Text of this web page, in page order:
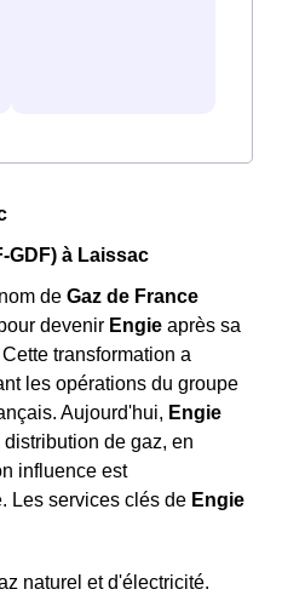
GDF) à Laissac
de Gaz de France
devenir Engie après sa
transformation a
les opérations du groupe
Aujourd'hui, Engie
de gaz, en
influence est
Les services clés de Engie
naturel et d'électricité.